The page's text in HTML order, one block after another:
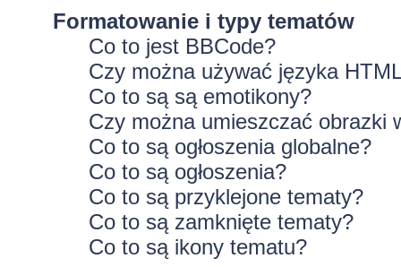
Formatowanie i typy tematów
Co to jest BBCode?
Czy można używać języka
Co to są są emotikony?
Czy można umieszczać obrazki
Co to są ogłoszenia globalne?
Co to są ogłoszenia?
Co to są przyklejone tematy?
Co to są zamknięte tematy?
Co to są ikony tematu?